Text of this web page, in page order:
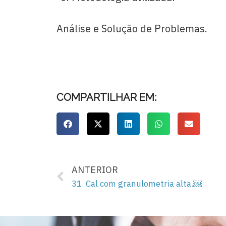
Análise e Solução de Problemas.
COMPARTILHAR EM:
ANTERIOR
31. Cal com granulometria alta.￼